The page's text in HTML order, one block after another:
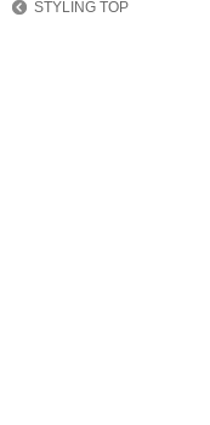
STYLING TOP